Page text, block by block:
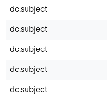
dc.subject
dc.subject
dc.subject
dc.subject
dc.subject